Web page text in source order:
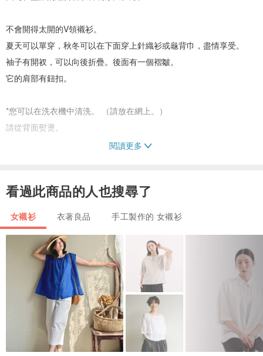
不會開得太開的V領襯衫。
夏天可以單穿，秋冬可以在下面穿上針織衫或龜背巾，盡情享受。
袖子有開衩，可以向後折疊。後面有一個褶皺。
它的肩部有鈕扣。
*您可以在洗衣機中清洗。 （請放在網上。）
請從背面熨燙。
型號：160cm
第12張照片中的模特：156cm
*因為全是手繪，所以每件的圖案和顏色都略有不同。請注意。
它會在收到您的訂單後上漆。
如果您趕時間，請聯繫我們。
閱讀更多
看過此商品的人也搜尋了
女襯衫 衣著良品 手工製作的 女襯衫